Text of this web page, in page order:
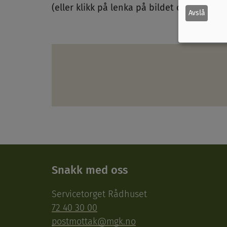
(eller klikk på lenka på bildet over)
Snakk med oss
Servicetorget Rådhuset
72 40 30 00
postmottak@mgk.no
Avslå